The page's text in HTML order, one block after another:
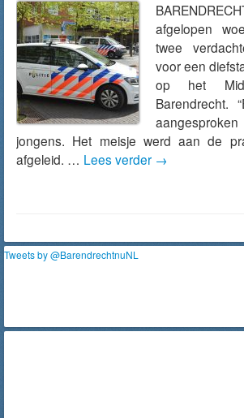
afgelopen
twee
voor een
op het
Barendrecht.
jongens. Het meisje werd aan de
afgeleid. … Lees verder →
Tweets by @BarendrechtnuNL